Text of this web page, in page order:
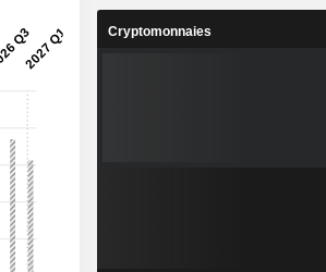
Cryptomonnaies